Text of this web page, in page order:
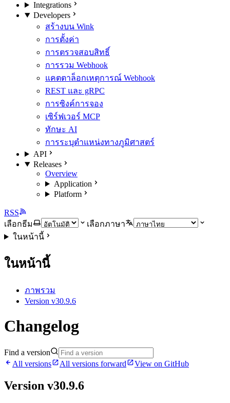
Integrations
Developers
สร้างบน Wink
การตั้งค่า
การตรวจสอบสิทธิ์
การรวม Webhook
แคตตาล็อกเหตุการณ์ Webhook
REST และ gRPC
การซิงค์การจอง
เซิร์ฟเวอร์ MCP
ทักษะ AI
การระบุตำแหน่งทางภูมิศาสตร์
API
Releases
Overview
Application
Platform
RSS
เลือกธีม
เลือกภาษา
ในหน้านี้
ในหน้านี้
ภาพรวม
Version v30.9.6
Changelog
Find a version
All versions
All versions forward View on GitHub
Version v30.9.6